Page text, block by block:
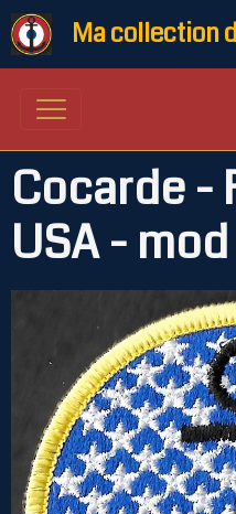
Ma collection
Cocarde -
USA -